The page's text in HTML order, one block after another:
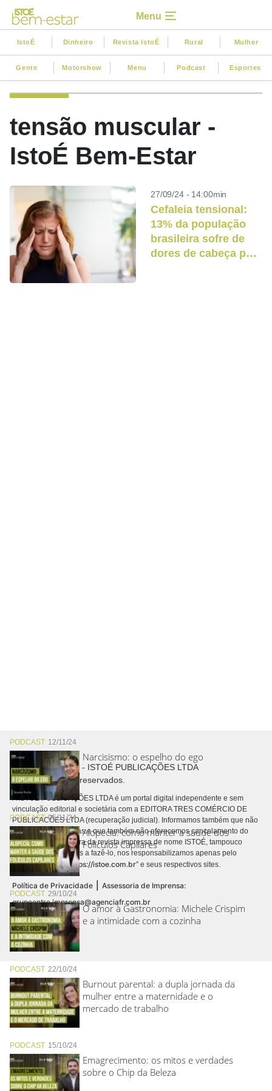
Menu
IstoÉ Dinheiro Revista IstoÉ Rural Mulher
Gente Motorshow Menu Podcast Esportes
tensão muscular -
IstoÉ Bem-Estar
27/09/24 - 14:00min
Cefaleia tensional:
13% da população
brasileira sofre de
dores de cabeça por
PODCAST 12/11/24
Narcisismo: o espelho do ego
PODCAST05/11/24
Alopecia: como manter a saúde dos
Folículos Capilares
PODCAST 29/10/24
O amor à Gastronomia: Michele Crispim
e a intimidade com a cozinha
PODCAST 22/10/24
Burnout parental: a dupla jornada da
mulher entre a maternidade e o
mercado de trabalho
PODCAST 15/10/24
Emagrecimento: os mitos e verdades
sobre o Chip da Beleza
Copyright © 2026 - ISTOÉ PUBLICAÇÕES LTDA
Todos os direitos reservados.
A ISTOÉ PUBLICAÇÕES LTDA é um portal digital independente e sem
vinculação editorial e societária com a EDITORA TRES COMÉRCIO DE
PUBLICACÕES LTDA (recuperação judicial). Informamos também que não
realizamos cobranças e que também não oferecemos cancelamento do
contrato de assinatura da revista impressa de nome ISTOÉ, tampouco
autorizamos terceiros a fazê-lo, nos responsabilizamos apenas pelo
conteúdo digital “https://istoe.com.br” e seus respectivos sites.
Política de Privacidade | Assessoria de Imprensa:
grupoentre.imprensa@agenciafr.com.br